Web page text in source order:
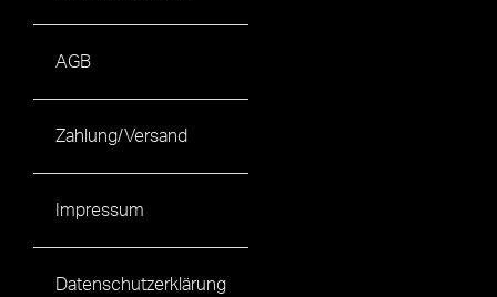
AGB
Zahlung/Versand
Impressum
Datenschutzerklärung